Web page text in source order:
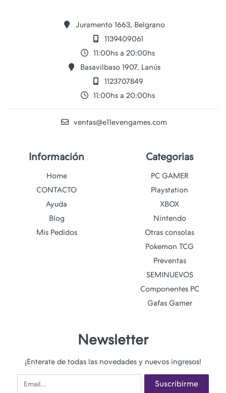
Juramento 1663, Belgrano
1139409061
11:00hs a 20:00hs
Basavilbaso 1907, Lanús
1123707849
11:00hs a 20:00hs
ventas@e11evengames.com
Información
Home
CONTACTO
Ayuda
Blog
Mis Pedidos
Categorias
PC GAMER
Playstation
XBOX
Nintendo
Otras consolas
Pokemon TCG
Preventas
SEMINUEVOS
Componentes PC
Gafas Gamer
Newsletter
¡Enterate de todas las novedades y nuevos ingresos!
Email Suscribirme